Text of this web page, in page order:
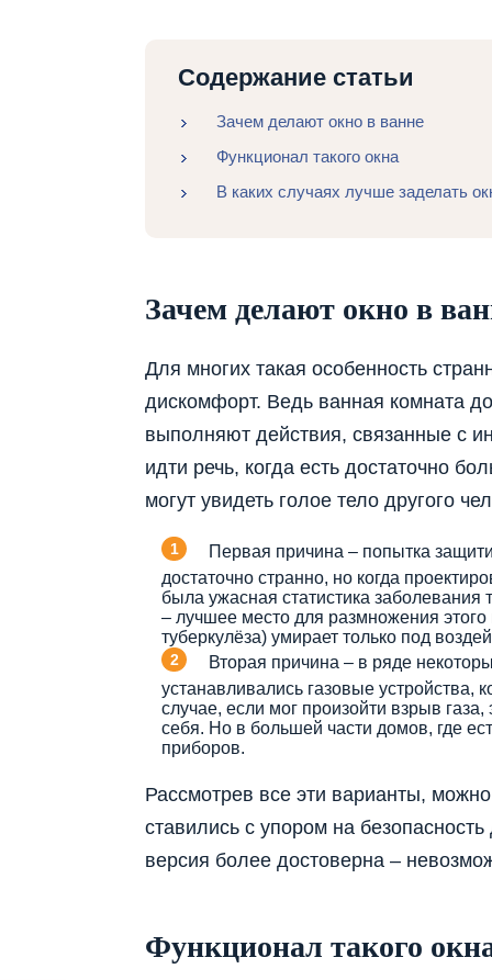
Содержание статьи
Зачем делают окно в ванне
Функционал такого окна
В каких случаях лучше заделать
Зачем делают окно в
Для многих такая особенность
дискомфорт. Ведь ванная комната
выполняют действия, связанные с
идти речь, когда есть достаточно
могут увидеть голое тело другого
Первая причина – попытка
достаточно странно, но когда
была ужасная статистика
– лучшее место для размножения
туберкулёза) умирает только под
Вторая причина – в ряде
устанавливались газовые устройства,
случае, если мог произойти взрыв
себя. Но в большей части домов, где
приборов.
Рассмотрев все эти варианты,
ставились с упором на
версия более достоверна –
Функционал такого